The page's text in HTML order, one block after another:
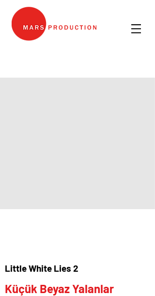
Little White Lies 2
Küçük Beyaz Yalanlar